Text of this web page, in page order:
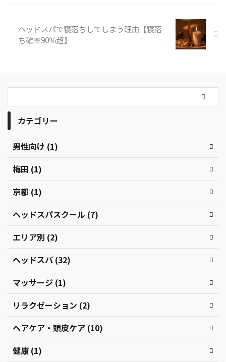
ヘッドスパで寝落ちしてしまう理由【寝落
ち確率90％超】
カテゴリー
男性向け (1)
梅田 (1)
京都 (1)
ヘッドスパスクール (7)
エリア別 (2)
ヘッドスパ (32)
マッサージ (1)
リラクゼーション (2)
ヘアケア・頭皮ケア (10)
健康 (1)